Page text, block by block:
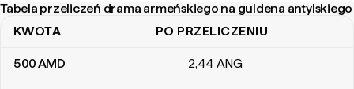
Tabela przeliczeń drama armeńskiego na guldena antylskiego
Tabela przeliczeń drama armeńskiego na guldena antylskiego
KWOTA PO PRZELICZENIU
500AMD 2,44 ANG